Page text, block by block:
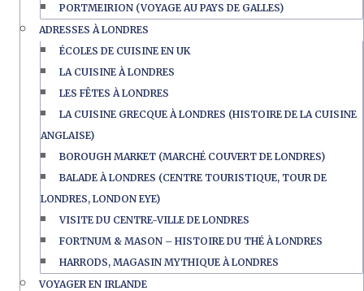
PORTMEIRION (VOYAGE AU PAYS DE GALLES)
ADRESSES À LONDRES
ÉCOLES DE CUISINE EN UK
LA CUISINE À LONDRES
LES FÊTES À LONDRES
LA CUISINE GRECQUE À LONDRES (HISTOIRE DE LA CUISINE
ANGLAISE)
BOROUGH MARKET (MARCHÉ COUVERT DE LONDRES)
BALADE À LONDRES (CENTRE TOURISTIQUE, TOUR DE
LONDRES, LONDON EYE)
VISITE DU CENTRE-VILLE DE LONDRES
FORTNUM & MASON – HISTOIRE DU THÉ À LONDRES
HARRODS, MAGASIN MYTHIQUE À LONDRES
VOYAGER EN IRLANDE